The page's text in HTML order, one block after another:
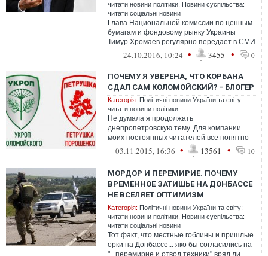
читати новини політики Новини суспільства:
читати соціальні новини
Глава Национальной комиссии по ценным
бумагам и фондовому рынку Украины
Тимур Хромаев регулярно передает в СМИ
конфиденциальную информацию комиссии
24.10.2016, 10:24 • 3455 • 0
ПОЧЕМУ Я УВЕРЕНА, ЧТО КОРБАНА
СДАЛ САМ КОЛОМОЙСКИЙ? - БЛОГЕР
Категорія: Політичні новини України та світу:
читати новини політики
Не думала я продолжать
днепропетровскую тему. Для компании
моих постоянных читателей все понятно
уже из предыдущего поста, но поскольку
появилось мног...
03.11.2015, 16:36 • 13561 • 10
МОРДОР И ПЕРЕМИРИЕ. ПОЧЕМУ
ВРЕМЕННОЕ ЗАТИШЬЕ НА ДОНБАССЕ
НЕ ВСЕЛЯЕТ ОПТИМИЗМ
Категорія: Політичні новини України та світу:
читати новини політики Новини суспільства:
читати соціальні новини
Тот факт, что местные гоблины и пришлые
орки на Донбассе... яко бы согласились на
"...перемирие и отвод техники" вряд ли